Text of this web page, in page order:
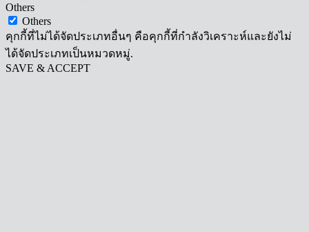
Others
Others
คุกกี้ที่ไม่ได้จัดประเภทอื่นๆ คือคุกกี้ที่กำลังวิเคราะห์และยังไม่
ได้จัดประเภทเป็นหมวดหมู่.
SAVE & ACCEPT